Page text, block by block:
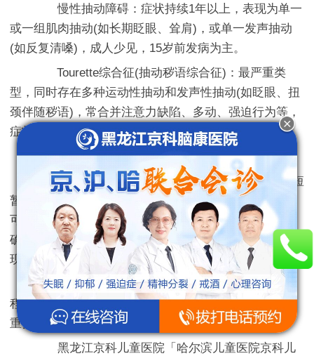
慢性抽动障碍：症状持续1年以上，表现为单一
或一组肌肉抽动(如长期眨眼、耸肩)，或单一发声抽动
(如反复清嗓)，成人少见，15岁前发病为主。
Tourette综合征(抽动秽语综合征)：最严重类
型，同时存在多种运动性抽动和发声性抽动(如眨眼、扭
颈伴随秽语)，常合并注意力缺陷、多动、强迫行为等，
症状可能持续至成年，需长期干预。
三、其他特殊类型
部分分类还提及“亚急性或持续性抽动”，介于短
暂性与慢性之间，多见于儿童期至青春期，单纯性抽动
可能随年龄增长消失，但多发性抽动合并发声者预后不
确定，需与Tourette综合征鉴别。此外，临床也关注共病
现象，如合并遗尿、攻击性行等。
不同类型的抽动症需结合症状持续时间、严重
程度及共病情况综合判断，早期识别和干预对预后至关
重要。
黑龙江京科儿童医院「哈尔滨儿童医院京科儿